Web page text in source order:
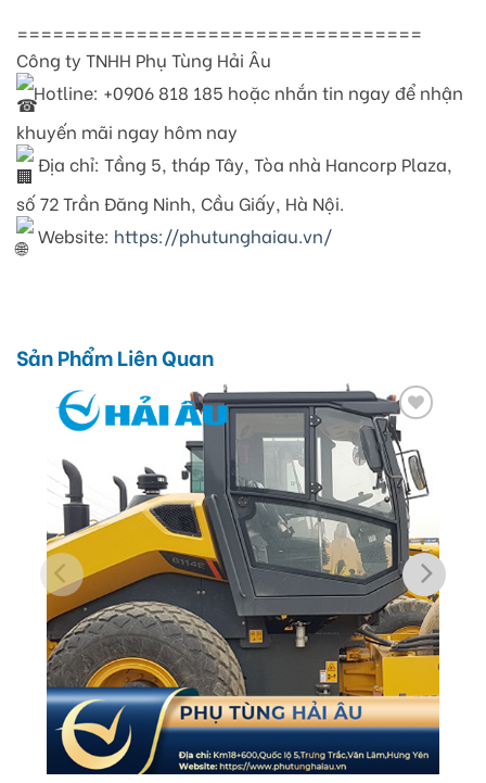
==================================
Công ty TNHH Phụ Tùng Hải Âu
Hotline: +0906 818 185 hoặc nhắn tin ngay để nhận
khuyến mãi ngay hôm nay
Địa chỉ: Tầng 5, tháp Tây, Tòa nhà Hancorp Plaza,
số 72 Trần Đăng Ninh, Cầu Giấy, Hà Nội.
Website: https://phutunghaiau.vn/
Sản Phẩm Liên Quan
Add
to
wishlist